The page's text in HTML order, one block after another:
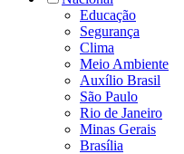
Educação
Segurança
Clima
Meio Ambiente
Auxílio Brasil
São Paulo
Rio de Janeiro
Minas Gerais
Brasília